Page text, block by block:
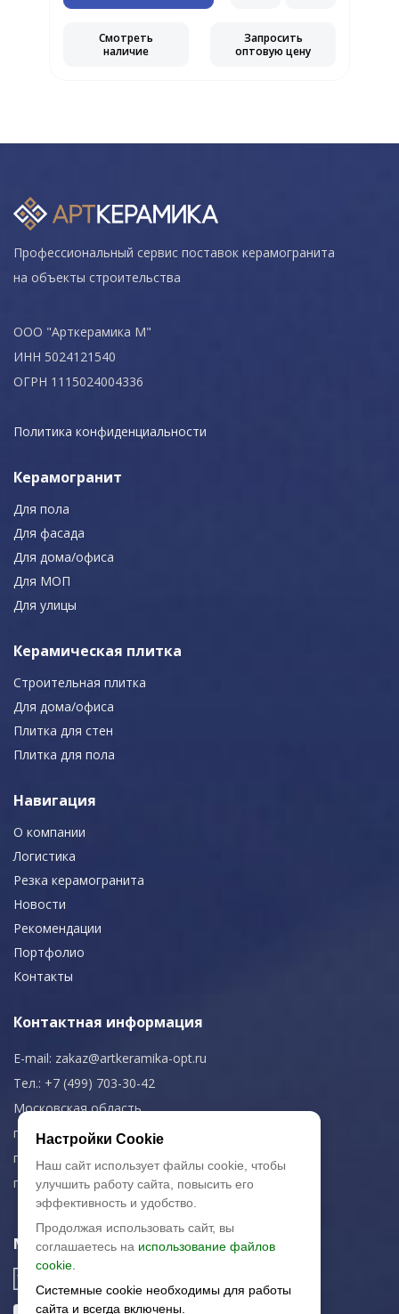
Смотреть
наличие
Запросить
оптовую цену
Профессиональный сервис поставок керамогранита
на объекты строительства
ООО "Арткерамика М"
ИНН 5024121540
ОГРН 1115024004336
Политика конфиденциальности
Керамогранит
Для пола
Для фасада
Для дома/офиса
Для МОП
Для улицы
Керамическая плитка
Строительная плитка
Для дома/офиса
Плитка для стен
Плитка для пола
Навигация
О компании
Логистика
Резка керамогранита
Новости
Рекомендации
Портфолио
Контакты
Контактная информация
E-mail: zakaz@artkeramika-opt.ru
Тел.: +7 (499) 703-30-42
Московская область,
г. Красногорск
пн-чт: 09.00-18.00
пт: 09.00-17.00
Мы в соц. сетях
Настройки Cookie
Наш сайт использует файлы cookie, чтобы
улучшить работу сайта, повысить его
эффективность и удобство.
Продолжая использовать сайт, вы
соглашаетесь на использование файлов
cookie.
Системные cookie необходимы для работы
сайта и всегда включены.